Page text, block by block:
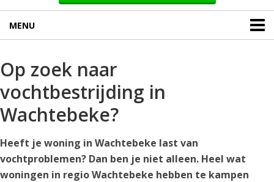
MENU
Op zoek naar
vochtbestrijding in
Wachtebeke?
Heeft je woning in Wachtebeke last van
vochtproblemen? Dan ben je niet alleen. Heel wat
woningen in regio Wachtebeke hebben te kampen